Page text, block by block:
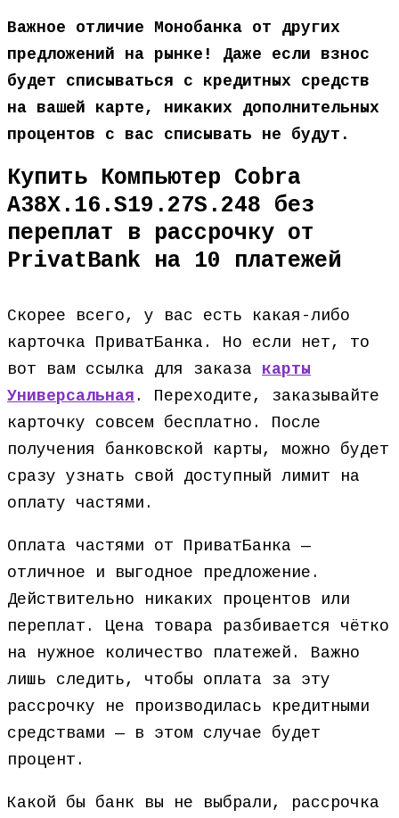
Важное отличие Монобанка от других
предложений на рынке! Даже если взнос
будет списываться с кредитных средств
на вашей карте, никаких дополнительных
процентов с вас списывать не будут.
Купить Компьютер Cobra
A38X.16.S19.27S.248 без
переплат в рассрочку от
PrivatBank на 10 платежей
Скорее всего, у вас есть какая-либо
карточка ПриватБанка. Но если нет, то
вот вам ссылка для заказа карты
Универсальная . Переходите, заказывайте
карточку совсем бесплатно. После
получения банковской карты, можно будет
сразу узнать свой доступный лимит на
оплату частями.
Оплата частями от ПриватБанка —
отличное и выгодное предложение.
Действительно никаких процентов или
переплат. Цена товара разбивается чётко
на нужное количество платежей. Важно
лишь следить, чтобы оплата за эту
рассрочку не производилась кредитными
средствами — в этом случае будет
процент.
Какой бы банк вы не выбрали, рассрочка